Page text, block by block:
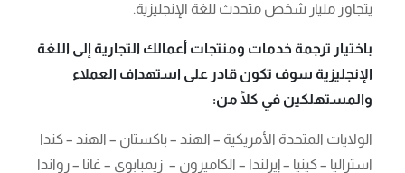
يتجاوز مليار شخص متحدث للغة الإنجليزية.
باختيار ترجمة خدمات ومنتجات أعمالك التجارية إلى اللغة
الإنجليزية سوف تكون قادر على استهداف العملاء
والمستهلكين في كلًا من:
الولايات المتحدة الأمريكية – الهند – باكستان – الهند – كندا
استراليا – كينيا – إيرلندا – الكاميرون – زيمبابوي – غانا – رواندا